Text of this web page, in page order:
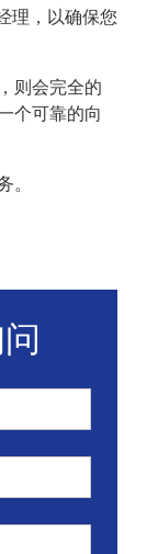
理，以确保您
则会完全的
个可靠的向
。